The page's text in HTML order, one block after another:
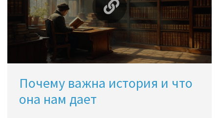
предпочтения подростков и как эти книги
могут влиять на их развитие.
Почему важна история и что
она нам дает